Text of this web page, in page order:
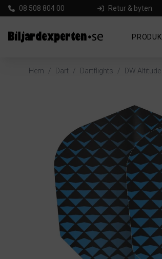
08 508 804 00 Retur & byten
Hem / Dart / Dartflights / DW